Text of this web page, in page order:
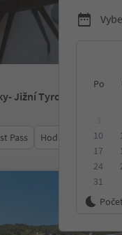
Po
10
17
24
31
- Jižní Tyrolsko
Pass Hodnocení